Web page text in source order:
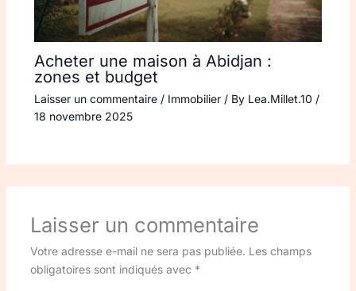
Acheter une maison à Abidjan :
zones et budget
Laisser un commentaire / Immobilier/ By Lea.Millet.10 /
18 novembre 2025
Laisser un commentaire
Votre adresse e-mail ne sera pas publiée. Les champs
obligatoires sont indiqués avec *